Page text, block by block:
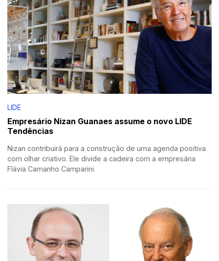
LIDE
Empresário Nizan Guanaes assume o novo LIDE
Tendências
Nizan contribuirá para a construção de uma agenda positiva
com olhar criativo. Ele divide a cadeira com a empresária
Flávia Camanho Camparini.